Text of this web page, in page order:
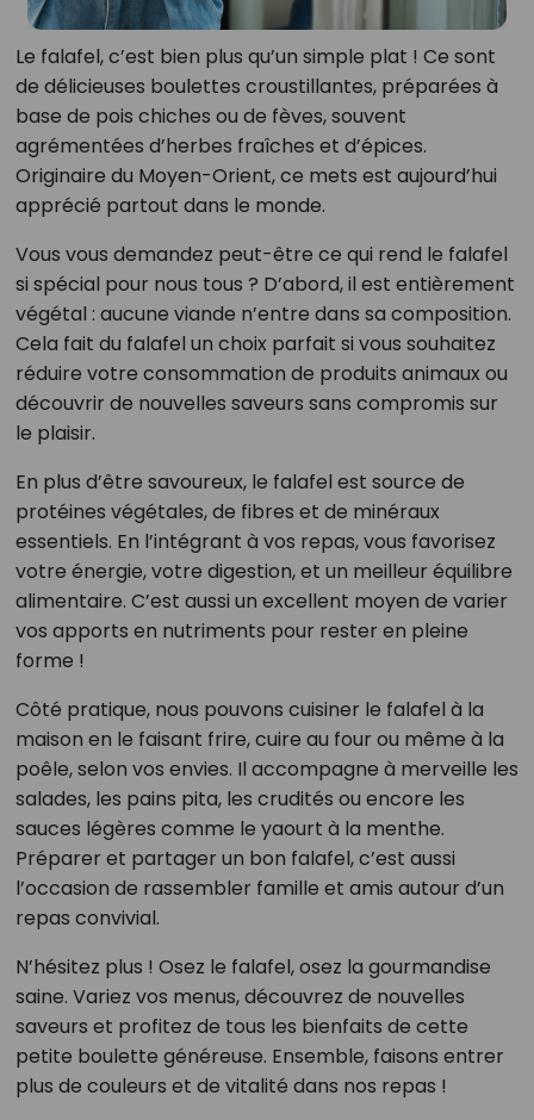
Le falafel, c’est bien plus qu’un simple plat ! Ce sont
de délicieuses boulettes croustillantes, préparées à
base de pois chiches ou de fèves, souvent
agrémentées d’herbes fraîches et d’épices.
Originaire du Moyen-Orient, ce mets est aujourd’hui
apprécié partout dans le monde.
Vous vous demandez peut-être ce qui rend le falafel
si spécial pour nous tous ? D’abord, il est entièrement
végétal : aucune viande n’entre dans sa composition.
Cela fait du falafel un choix parfait si vous souhaitez
réduire votre consommation de produits animaux ou
découvrir de nouvelles saveurs sans compromis sur
le plaisir.
En plus d’être savoureux, le falafel est source de
protéines végétales, de fibres et de minéraux
essentiels. En l’intégrant à vos repas, vous favorisez
votre énergie, votre digestion, et un meilleur équilibre
alimentaire. C’est aussi un excellent moyen de varier
vos apports en nutriments pour rester en pleine
forme !
Côté pratique, nous pouvons cuisiner le falafel à la
maison en le faisant frire, cuire au four ou même à la
poêle, selon vos envies. Il accompagne à merveille les
salades, les pains pita, les crudités ou encore les
sauces légères comme le yaourt à la menthe.
Préparer et partager un bon falafel, c’est aussi
l’occasion de rassembler famille et amis autour d’un
repas convivial.
N’hésitez plus ! Osez le falafel, osez la gourmandise
saine. Variez vos menus, découvrez de nouvelles
saveurs et profitez de tous les bienfaits de cette
petite boulette généreuse. Ensemble, faisons entrer
plus de couleurs et de vitalité dans nos repas !